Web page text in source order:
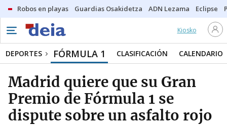
Robos en playas Guardias Osakidetza ADN Lezama Eclipse
Kiosko
DEPORTES FÓRMULA 1 CLASIFICACIÓN CALENDARIO
Madrid quiere que su Gran
Premio de Fórmula 1 se
dispute sobre un asfalto rojo